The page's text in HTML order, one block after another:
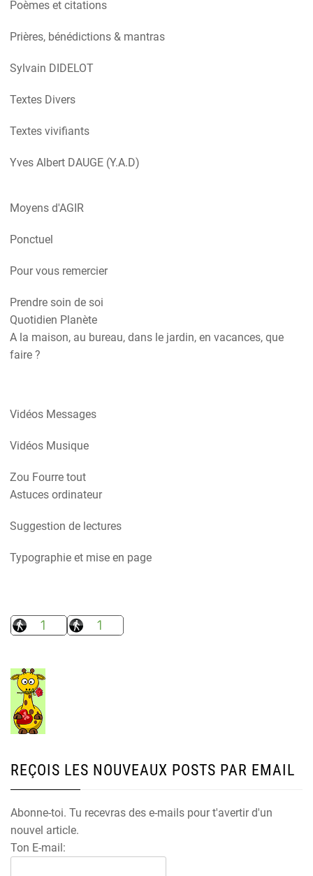
Poèmes et citations
Prières, bénédictions & mantras
Sylvain DIDELOT
Textes Divers
Textes vivifiants
Yves Albert DAUGE (Y.A.D)
Moyens d'AGIR
Ponctuel
Pour vous remercier
Prendre soin de soi
Quotidien Planète
A la maison, au bureau, dans le jardin, en vacances, que
faire ?
Vidéos Messages
Vidéos Musique
Zou Fourre tout
Astuces ordinateur
Suggestion de lectures
Typographie et mise en page
REÇOIS LES NOUVEAUX POSTS PAR EMAIL
Abonne-toi. Tu recevras des e-mails pour t'avertir d'un
nouvel article.
Ton E-mail: